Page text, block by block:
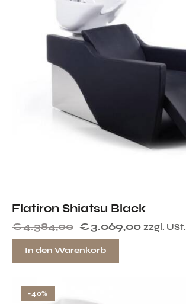
Flatiron Shiatsu Black
€4.384,00 €3.069,00 zzgl. USt.
In den Warenkorb
-40%